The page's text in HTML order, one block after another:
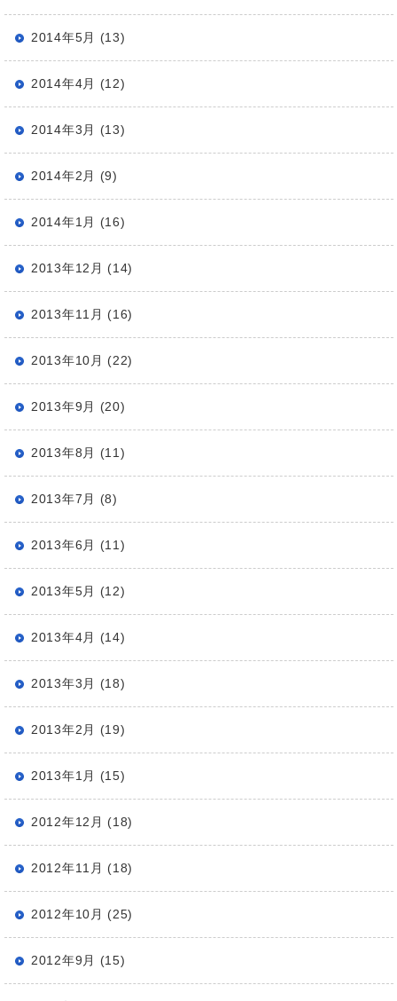
2014年5月 (13)
2014年4月 (12)
2014年3月 (13)
2014年2月 (9)
2014年1月 (16)
2013年12月 (14)
2013年11月 (16)
2013年10月 (22)
2013年9月 (20)
2013年8月 (11)
2013年7月 (8)
2013年6月 (11)
2013年5月 (12)
2013年4月 (14)
2013年3月 (18)
2013年2月 (19)
2013年1月 (15)
2012年12月 (18)
2012年11月 (18)
2012年10月 (25)
2012年9月 (15)